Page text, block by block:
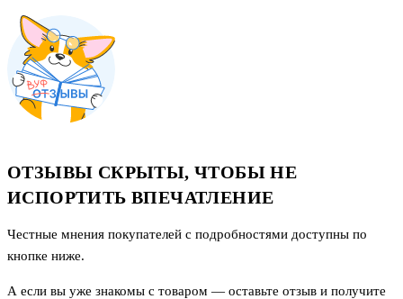
ОТЗЫВЫ СКРЫТЫ, ЧТОБЫ НЕ
ИСПОРТИТЬ ВПЕЧАТЛЕНИЕ
Честные мнения покупателей с подробностями доступны по
кнопке ниже.
А если вы уже знакомы с товаром — оставьте отзыв и получите